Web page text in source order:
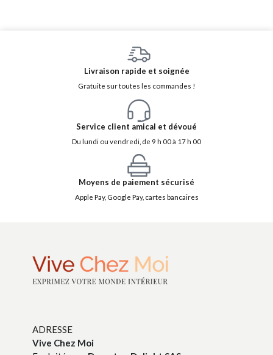
Livraison rapide et soignée
Gratuite sur toutes les commandes !
Service client amical et dévoué
Du lundi ou vendredi, de 9 h 00 à 17 h 00
Moyens de paiement sécurisé
Apple Pay, Google Pay, cartes bancaires
ADRESSE
Vive Chez Moi